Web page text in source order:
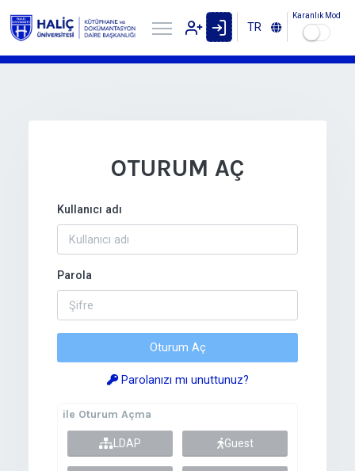
TR
Karanlık Mod
OTURUM AÇ
Kullanıcı adı
Parola
Parolanızı mı unuttunuz?
ile Oturum Açma
LDAP Guest